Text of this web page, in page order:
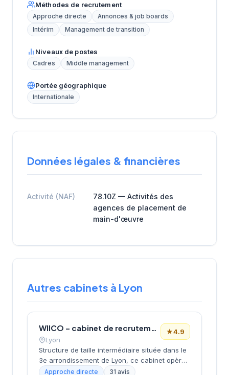
Méthodes de recrutement
Approche directe
Annonces & job boards
Intérim
Management de transition
Niveaux de postes
Cadres Middle management
Portée géographique
Internationale
Données légales & financières
Activité (NAF)
78.10Z — Activités des
agences de placement de
main-d'œuvre
Autres cabinets à Lyon
WIICO – cabinet de recrutement
Lyon
★4.9
Structure de taille intermédiaire située dans le
3e arrondissement de Lyon, ce cabinet opère
depuis le quartier d'affaires de la Part-Dieu.
Approche directe
31 avis